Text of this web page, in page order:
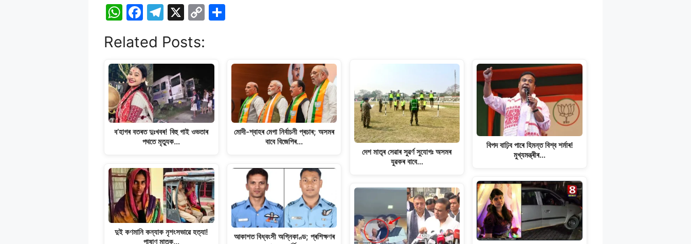
W
at
s
A
p
p
F
c
e
b
o
o
k
T
e
gr
a
m
X
C
y
n
k
e
Related Posts:
ব’হাগৰ বতৰত দুঃখবৰ! বিহু গাই ওভতাৰ
পথতে মৃত্যুক…
দুই কণমানি কন্যাক নৃশংসভাৱে হত্যা!
পাষাণ মাতৃক…
মোদী-শ্বাহৰ মেগা নিৰ্বাচনী প্ৰচাৰ; অসমৰ
বাবে বিজেপিৰ…
আকাশত বিধ্বংসী অগ্নিকাণ্ড; প্ৰশিক্ষণৰ
দেশ মাতৃৰ সেৱাৰ সুৱৰ্ণ সুযোগঃ অসমৰ
যুৱকৰ বাবে…
বিপদ বাঢ়িব পাৰে হিমন্ত বিশ্ব শৰ্মাৰ!
মুখ্যমন্ত্ৰীৰ…